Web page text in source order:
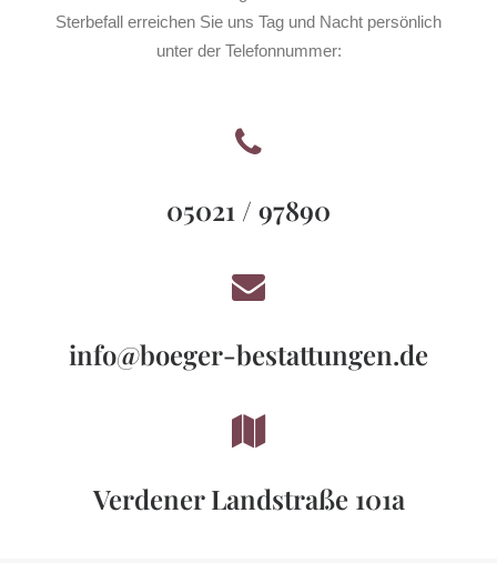
Sterbefall erreichen Sie uns Tag und Nacht persönlich
unter der Telefonnummer:
05021 / 97890
info@boeger-bestattungen.de
Verdener Landstraße 101a